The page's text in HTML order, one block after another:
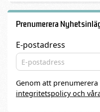
Prenumerera
E-postadress
Genom att
integritetspolicy och